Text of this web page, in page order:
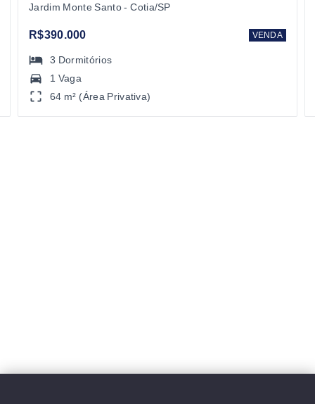
Jardim Monte Santo - Cotia/SP
R$390.000 VENDA
3 Dormitórios
1 Vaga
64 m² (Área Privativa)